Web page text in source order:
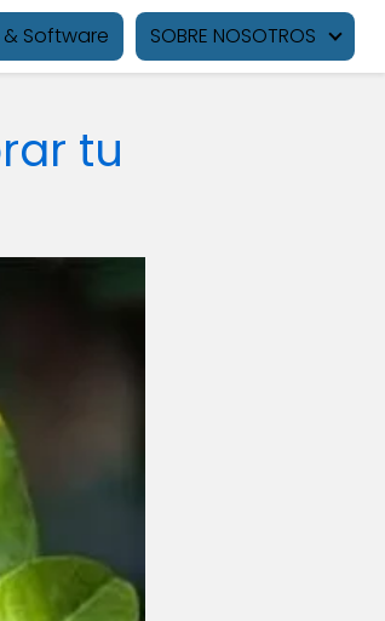
Software SOBRE NOSOTROS
tu